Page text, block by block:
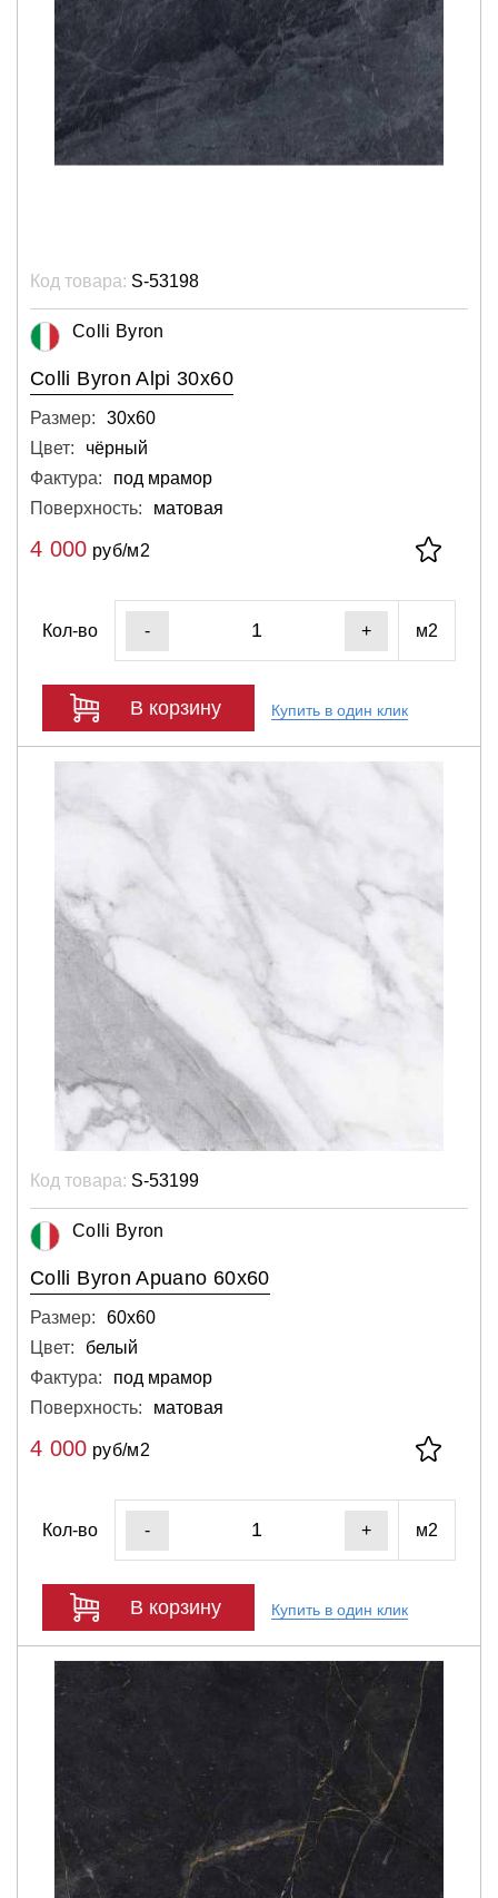
Код товара: S-53198
Colli Byron
Colli Byron Alpi 30x60
Размер:
30х60
Цвет:
чёрный
Фактура:
под мрамор
Поверхность:
матовая
4 000 руб/м2
Кол-во - + м2
В корзину Купить в один клик
Код товара: S-53199
Colli Byron
Colli Byron Apuano 60x60
Размер:
60х60
Цвет:
белый
Фактура:
под мрамор
Поверхность:
матовая
4 000 руб/м2
Кол-во - + м2
В корзину Купить в один клик